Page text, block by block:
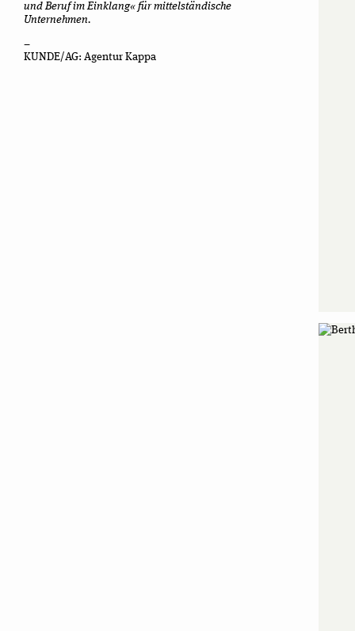
und Beruf im Ein­klang« für mit­tel­stän­di­sche
Unternehmen.
–
KUNDE/AG: Agen­tur Kappa